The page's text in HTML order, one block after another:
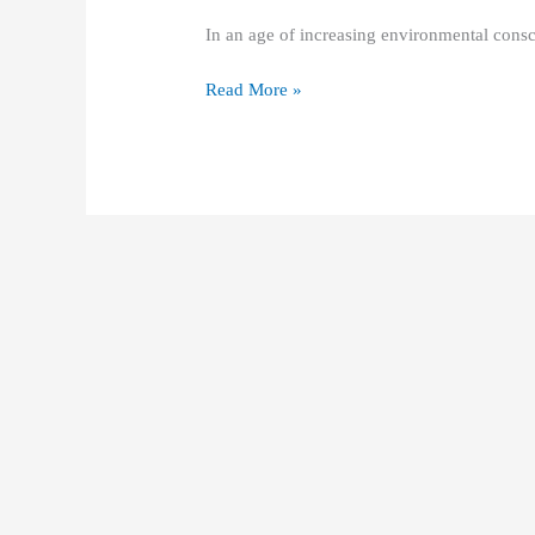
In an age of increasing environmental
Read More »